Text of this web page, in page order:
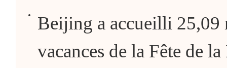
Beijing a accueilli 25,09
vacances de la Fête de